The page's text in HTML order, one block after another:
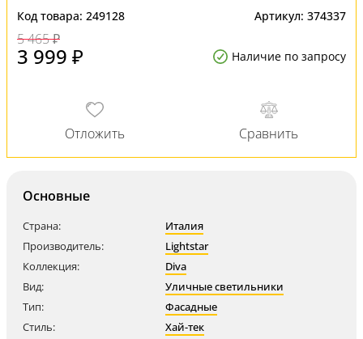
Код товара: 249128 Артикул: 374337
5 465 ₽
3 999 ₽ Наличие по запросу
Основные
Страна:
Италия
Производитель:
Lightstar
Коллекция:
Diva
Вид:
Уличные светильники
Тип:
Фасадные
Стиль:
Хай-тек